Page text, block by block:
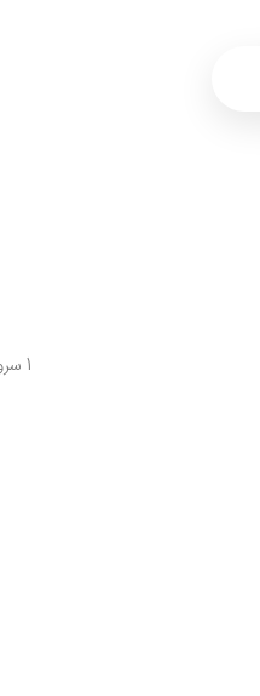
1 سرویس یافت شد